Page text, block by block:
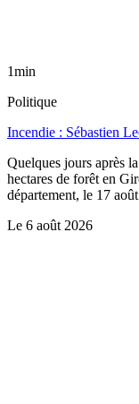
1min
Politique
Incendie : Sébastien
Quelques jours après
hectares de forêt en
département, le 17
Le 6 août 2026